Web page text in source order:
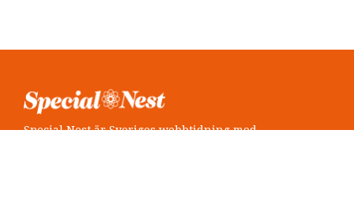
Special Nest är Sveriges webbtidning med